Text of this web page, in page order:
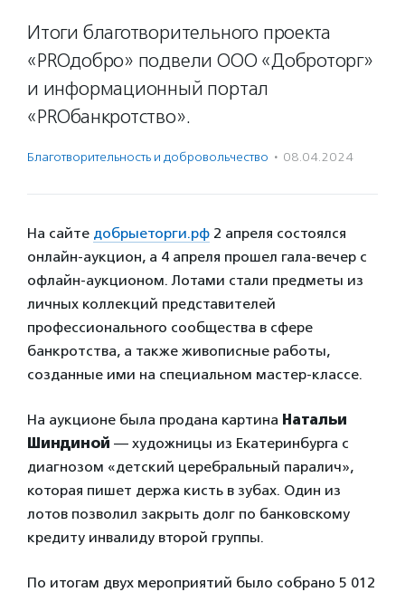
Итоги благотворительного проекта
«PRОдобро» подвели ООО «Доброторг»
и информационный портал
«PROбанкротство».
Благотвори­тель­ность и доброволь­чест­во · 08.04.2024
На сайте добрыеторги.рф 2 апреля состоялся
онлайн-аукцион, а 4 апреля прошел гала-вечер с
офлайн-аукционом. Лотами стали предметы из
личных коллекций представителей
профессионального сообщества в сфере
банкротства, а также живописные работы,
созданные ими на специальном мастер-классе.
На аукционе была продана картина Натальи
Шиндиной — художницы из Екатеринбурга с
диагнозом «детский церебральный паралич»,
которая пишет держа кисть в зубах. Один из
лотов позволил закрыть долг по банковскому
кредиту инвалиду второй группы.
По итогам двух мероприятий было собрано 5 012